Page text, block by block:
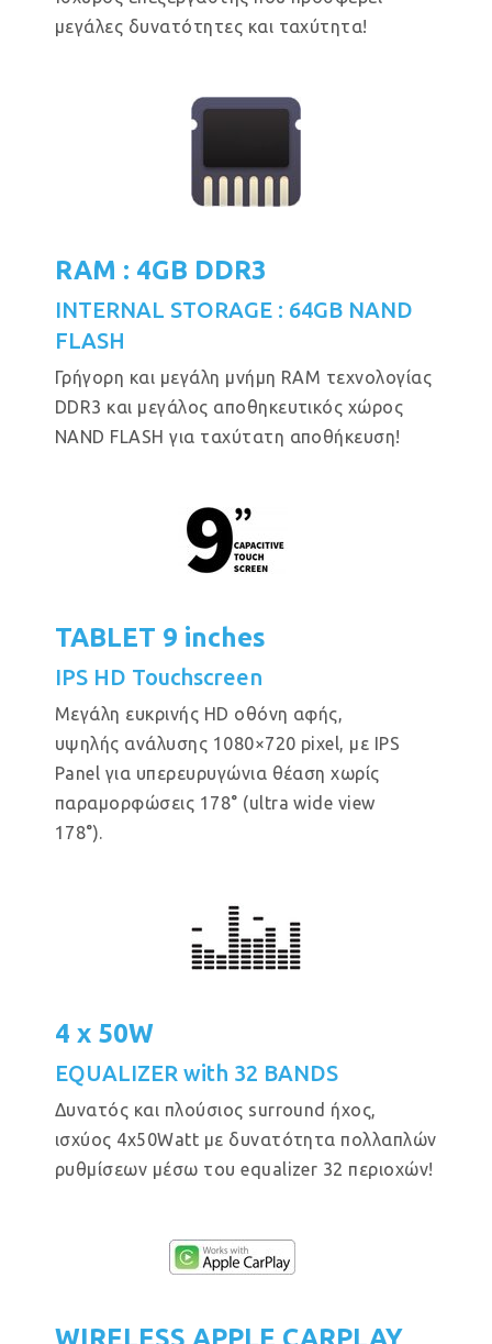
μεγάλες δυνατότητες και ταχύτητα!
RAM : 4GB DDR3
INTERNAL STORAGE : 64GB NAND
FLASH
Γρήγορη και μεγάλη μνήμη RAM τεχνολογίας
DDR3 και μεγάλος αποθηκευτικός χώρος
NAND FLASH για ταχύτατη αποθήκευση!
TABLET 9 inches
IPS HD Touchscreen
Μεγάλη ευκρινής HD οθόνη αφής,
υψηλής ανάλυσης 1080×720 pixel, με IPS
Panel για υπερευρυγώνια θέαση χωρίς
παραμορφώσεις 178° (ultra wide view
178°).
4 x 50W
EQUALIZER with 32 BANDS
Δυνατός και πλούσιος surround ήχος,
ισχύος 4x50Watt με δυνατότητα πολλαπλών
ρυθμίσεων μέσω του equalizer 32 περιοχών!
WIRELESS APPLE CARPLAY